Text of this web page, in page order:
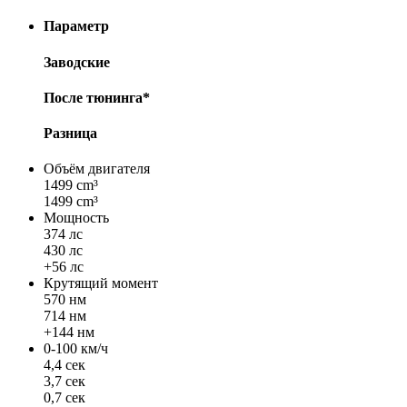
Параметр
Заводские
После тюнинга*
Разница
Объём двигателя
1499 cm³
1499 cm³
Мощность
374 лс
430 лс
+56 лс
Крутящий момент
570 нм
714 нм
+144 нм
0-100 км/ч
4,4 сек
3,7 сек
0,7 сек